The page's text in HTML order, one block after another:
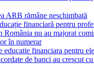
ARB rămâne neschimbată
financiară pentru
România nu au majorat
în numerar
educatie financiara pentru
de banci au crescut